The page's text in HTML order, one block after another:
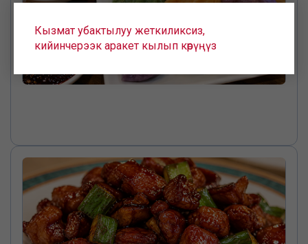
Кызмат убактылуу жеткиликсиз,
кийинчерээк аракет кылып көрүңүз